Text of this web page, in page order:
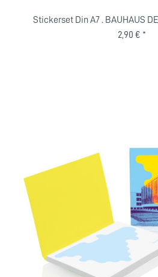
Stickerset Din A7 . BAUHAUS
2,90 € *